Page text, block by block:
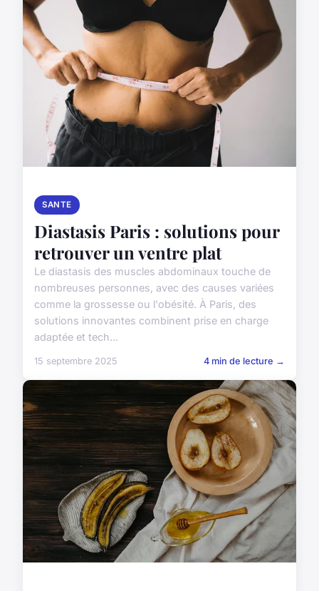
SANTE
Diastasis Paris : solutions pour
retrouver un ventre plat
Le diastasis des muscles abdominaux touche de
nombreuses personnes, avec des causes variées
comme la grossesse ou l'obésité. À Paris, des
solutions innovantes combinent prise en charge
adaptée et tech...
15 septembre 2025 4 min de lecture →